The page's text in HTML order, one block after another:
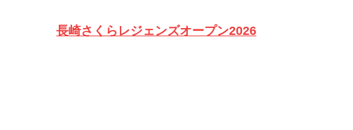
長崎さくらレジェンズオープン2026